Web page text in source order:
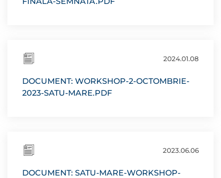
2024.01.08
DOCUMENT: WORKSHOP-2-OCTOMBRIE-
2023-SATU-MARE.PDF
2023.06.06
DOCUMENT: SATU-MARE-WORKSHOP-